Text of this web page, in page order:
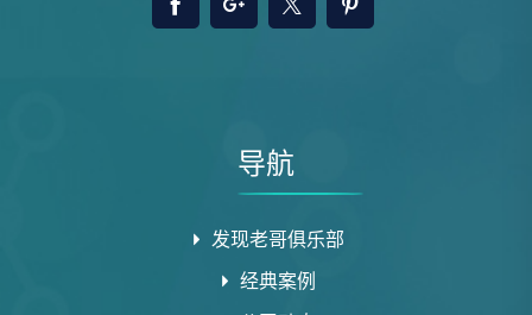
导航
发现老哥俱乐部
经典案例